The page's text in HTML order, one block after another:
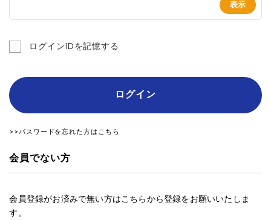
ログインIDを記憶する
ログイン
>>パスワードを忘れた方はこちら
会員でない方
会員登録がお済みで無い方はこちらから登録をお願いいたしま
す。